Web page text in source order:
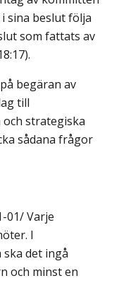
sina beslut följa
som fattats av
begäran av
till
strategiska
sådana frågor
01/Varje
I
det ingå
och minst en